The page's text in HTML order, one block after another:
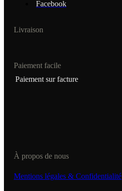
Facebook
Livraison
Paiement facile
Paiement sur facture
À propos de nous
Mentions légales & Confidentialité